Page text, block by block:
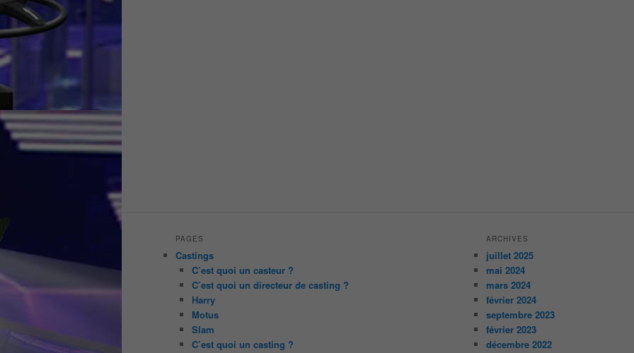
PAGES
Castings
C’est quoi un casteur ?
C’est quoi un directeur de casting ?
Harry
Motus
Slam
C’est quoi un casting ?
ARCHIVES
juillet 2025
mai 2024
mars 2024
février 2024
septembre 2023
février 2023
décembre 2022